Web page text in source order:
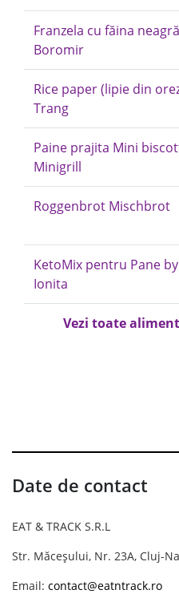
Franzela cu făina
Boromir
Rice paper (lipie din
Trang
Paine prajita Mini
Minigrill
Roggenbrot Mischbrot
KetoMix pentru Pane
Ionita
Vezi toate
Date de contact
EAT & TRACK S.R.L
Str. Măceșului, Nr. 23A, Cluj-
Email: contact@eatntrack.ro